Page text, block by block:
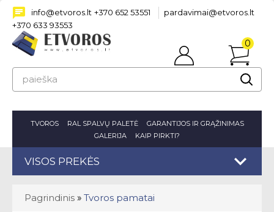
info@etvoros.lt +370 652 53551
pardavimai@etvoros.lt
+370 633 93553
Prisijungti
0
-
0.00€
TVOROS RAL SPALVŲ PALETĖ
GARANTIJOS IR GRĄŽINIMAS
GALERIJA
KAIP PIRKTI?
VISOS PREKĖS
Pagrindinis » Tvoros pamatai